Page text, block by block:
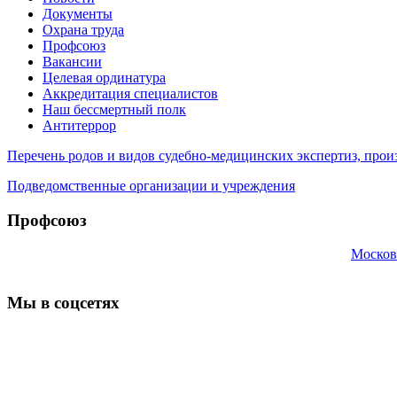
Документы
Охрана труда
Профсоюз
Вакансии
Целевая ординатура
Аккредитация специалистов
Наш бессмертный полк
Антитеррор
Перечень родов и видов судебно-медицинских экспертиз,
Подведомственные организации и учреждения
Профсоюз
Мы в соцсетях